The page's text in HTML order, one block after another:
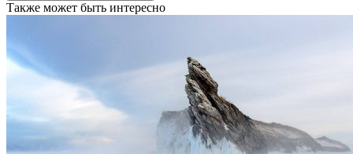
Также может быть интересно